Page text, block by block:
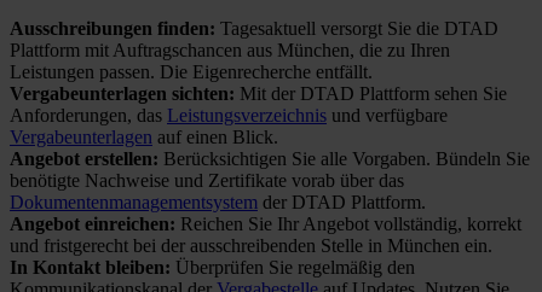
Ausschreibungen finden: Tagesaktuell versorgt Sie die DTAD
Plattform mit Auftragschancen aus München, die zu Ihren
Leistungen passen. Die Eigenrecherche entfällt.
Vergabeunterlagen sichten: Mit der DTAD Plattform sehen Sie
Anforderungen, das Leistungsverzeichnis und verfügbare
Vergabeunterlagen auf einen Blick.
Angebot erstellen: Berücksichtigen Sie alle Vorgaben. Bündeln Sie
benötigte Nachweise und Zertifikate vorab über das
Dokumentenmanagementsystem der DTAD Plattform.
Angebot einreichen: Reichen Sie Ihr Angebot vollständig, korrekt
und fristgerecht bei der ausschreibenden Stelle in München ein.
In Kontakt bleiben: Überprüfen Sie regelmäßig den